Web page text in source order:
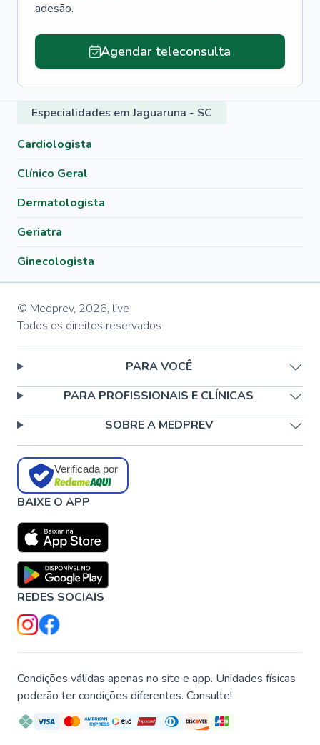
adesão.
Agendar teleconsulta
Especialidades em Jaguaruna - SC
Cardiologista
Clínico Geral
Dermatologista
Geriatra
Ginecologista
© Medprev, 2026, live
Todos os direitos reservados
PARA VOCÊ
PARA PROFISSIONAIS E CLÍNICAS
SOBRE A MEDPREV
Verificada por
BAIXE O APP
REDES SOCIAIS
Condições válidas apenas no site e app. Unidades físicas
poderão ter condições diferentes. Consulte!